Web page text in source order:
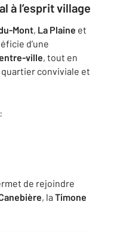
à l’esprit village
Mont, La Plaine et
d’une
ville, tout en
conviviale et
de rejoindre
, la Timone